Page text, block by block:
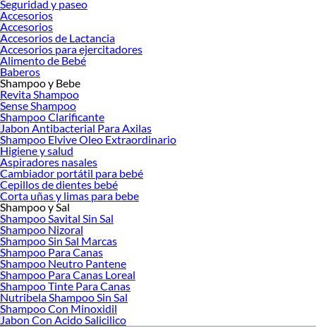
Seguridad y paseo
Accesorios
Accesorios
Accesorios de Lactancia
Accesorios para ejercitadores
Alimento de Bebé
Baberos
Shampoo y Bebe
Revita Shampoo
Sense Shampoo
Shampoo Clarificante
Jabon Antibacterial Para Axilas
Shampoo Elvive Oleo Extraordinario
Higiene y salud
Aspiradores nasales
Cambiador portátil para bebé
Cepillos de dientes bebé
Corta uñas y limas para bebe
Shampoo y Sal
Shampoo Savital Sin Sal
Shampoo Nizoral
Shampoo Sin Sal Marcas
Shampoo Para Canas
Shampoo Neutro Pantene
Shampoo Para Canas Loreal
Shampoo Tinte Para Canas
Nutribela Shampoo Sin Sal
Shampoo Con Minoxidil
Jabon Con Acido Salicilico